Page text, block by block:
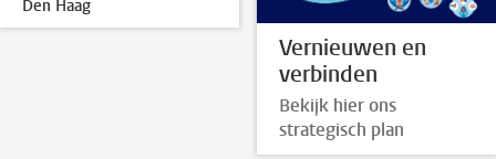
Den Haag
Vernieuwen en
verbinden
Bekijk hier ons
strategisch plan